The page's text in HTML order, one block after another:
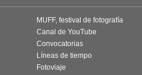
MUFF, festival de fotografía
Canal de YouTube
Convocatorias
Líneas de tiempo
Fotoviaje